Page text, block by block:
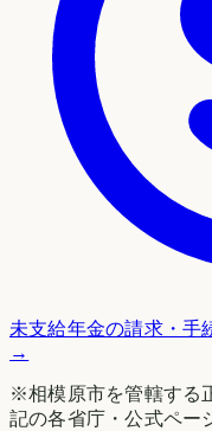
未支給年金の請求・手
→
※相模原市を管轄する
記の各省庁・公式ペー